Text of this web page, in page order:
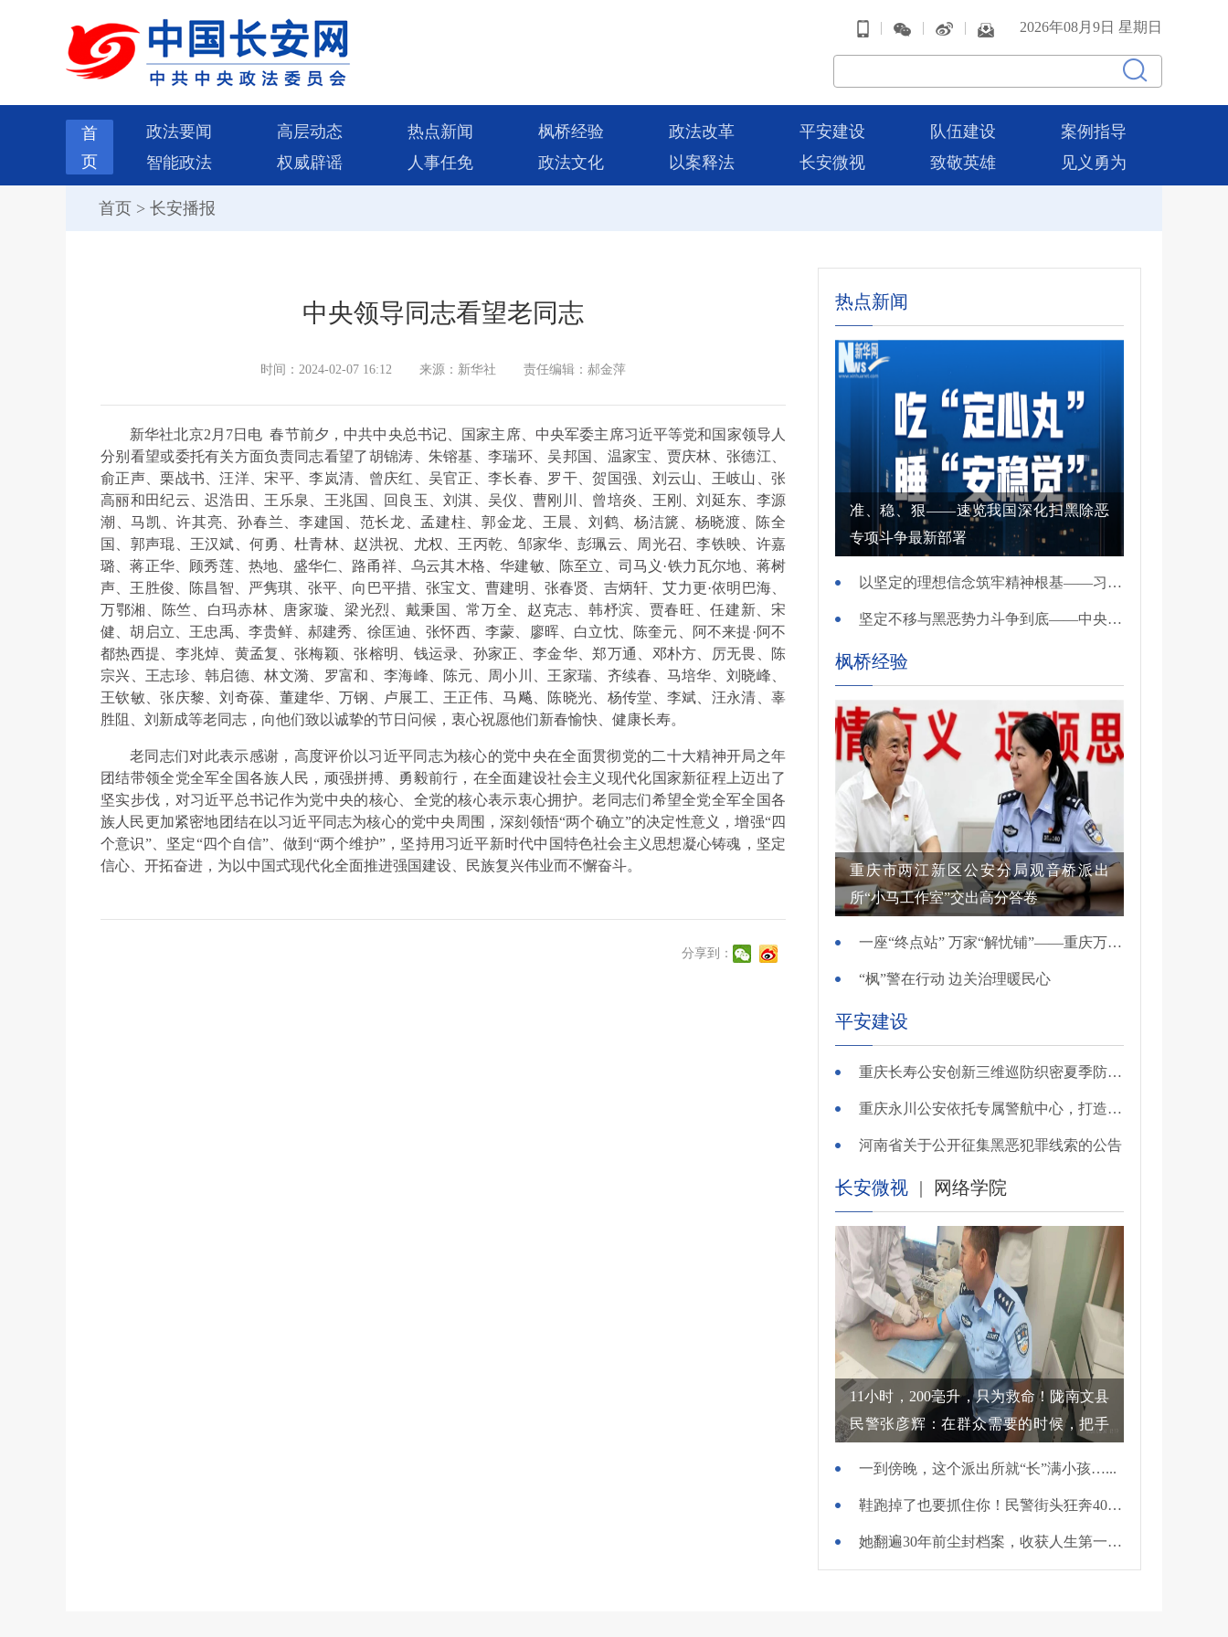
| | | 2026年08月9日 星期日
首
页
政法要闻 高层动态 热点新闻 枫桥经验 政法改革 平安建设 队伍建设
案例指导
智能政法
权威辟谣 人事任免 政法文化 以案释法 长安微视 致敬英雄 见义勇为
首页 > 长安播报
中央领导同志看望老同志
时间：2024-02-07 16:12 来源：新华社 责任编辑：郝金萍
新华社北京2月7日电 春节前夕，中共中央总书记、国家主席、中央军委主席习近平等党和国家领导人
分别看望或委托有关方面负责同志看望了胡锦涛、朱镕基、李瑞环、吴邦国、温家宝、贾庆林、张德江、
俞正声、栗战书、汪洋、宋平、李岚清、曾庆红、吴官正、李长春、罗干、贺国强、刘云山、王岐山、张
高丽和田纪云、迟浩田、王乐泉、王兆国、回良玉、刘淇、吴仪、曹刚川、曾培炎、王刚、刘延东、李源
潮、马凯、许其亮、孙春兰、李建国、范长龙、孟建柱、郭金龙、王晨、刘鹤、杨洁篪、杨晓渡、陈全
国、郭声琨、王汉斌、何勇、杜青林、赵洪祝、尤权、王丙乾、邹家华、彭珮云、周光召、李铁映、许嘉
璐、蒋正华、顾秀莲、热地、盛华仁、路甬祥、乌云其木格、华建敏、陈至立、司马义·铁力瓦尔地、蒋树
声、王胜俊、陈昌智、严隽琪、张平、向巴平措、张宝文、曹建明、张春贤、吉炳轩、艾力更·依明巴海、
万鄂湘、陈竺、白玛赤林、唐家璇、梁光烈、戴秉国、常万全、赵克志、韩杼滨、贾春旺、任建新、宋
健、胡启立、王忠禹、李贵鲜、郝建秀、徐匡迪、张怀西、李蒙、廖晖、白立忱、陈奎元、阿不来提·阿不
都热西提、李兆焯、黄孟复、张梅颖、张榕明、钱运录、孙家正、李金华、郑万通、邓朴方、厉无畏、陈
宗兴、王志珍、韩启德、林文漪、罗富和、李海峰、陈元、周小川、王家瑞、齐续春、马培华、刘晓峰、
王钦敏、张庆黎、刘奇葆、董建华、万钢、卢展工、王正伟、马飚、陈晓光、杨传堂、李斌、汪永清、辜
胜阻、刘新成等老同志，向他们致以诚挚的节日问候，衷心祝愿他们新春愉快、健康长寿。
老同志们对此表示感谢，高度评价以习近平同志为核心的党中央在全面贯彻党的二十大精神开局之年
团结带领全党全军全国各族人民，顽强拼搏、勇毅前行，在全面建设社会主义现代化国家新征程上迈出了
坚实步伐，对习近平总书记作为党中央的核心、全党的核心表示衷心拥护。老同志们希望全党全军全国各
族人民更加紧密地团结在以习近平同志为核心的党中央周围，深刻领悟“两个确立”的决定性意义，增强“四
个意识”、坚定“四个自信”、做到“两个维护”，坚持用习近平新时代中国特色社会主义思想凝心铸魂，坚定
信心、开拓奋进，为以中国式现代化全面推进强国建设、民族复兴伟业而不懈奋斗。
分享到：
热点新闻
准、稳、狠——速览我国深化扫黑除恶
专项斗争最新部署
以坚定的理想信念筑牢精神根基——习近平党建思想理论品格系列述评之一
坚定不移与黑恶势力斗争到底——中央政法委负责同志就开展深化扫黑除恶专项斗争有关问题答记者问
枫桥经验
重庆市两江新区公安分局观音桥派出
所“小马工作室”交出高分答卷
一座“终点站” 万家“解忧铺”——重庆万州综治中心基层治理创新实践观察
“枫”警在行动 边关治理暖民心
平安建设
重庆长寿公安创新三维巡防织密夏季防溺水安全网
重庆永川公安依托专属警航中心，打造“全域感知、智能研判”智慧警务模式
河南省关于公开征集黑恶犯罪线索的公告
长安微视 | 网络学院
11小时，200毫升，只为救命！陇南文县
民警张彦辉：在群众需要的时候，把手
一到傍晚，这个派出所就“长”满小孩…...
鞋跑掉了也要抓住你！民警街头狂奔400米擒贼
她翻遍30年前尘封档案，收获人生第一面锦旗